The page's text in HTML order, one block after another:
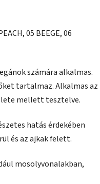
05 BEEGE, 06
számára alkalmas.
tartalmaz. Alkalmas az
mellett tesztelve.
hatás érdekében
és az ajkak felett.
mosolyvonalakban,